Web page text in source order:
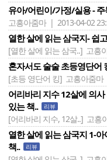
유아/어린이/가정/실용 -
고흥아줌마 | 2013-04-02
열한 살에 읽는 삼국지- 쉽
[열한 살에 읽는 삼국..] 고흥
혼자서도 술술 초등영단어
[초등 영단어 킹] 고흥아줌
어리바리 지수 12살에 의
있는 책..
리뷰
[어리바리 지수, 12살..] 고흥
열한 살에 읽는 삼국지 1-
책..
리뷰